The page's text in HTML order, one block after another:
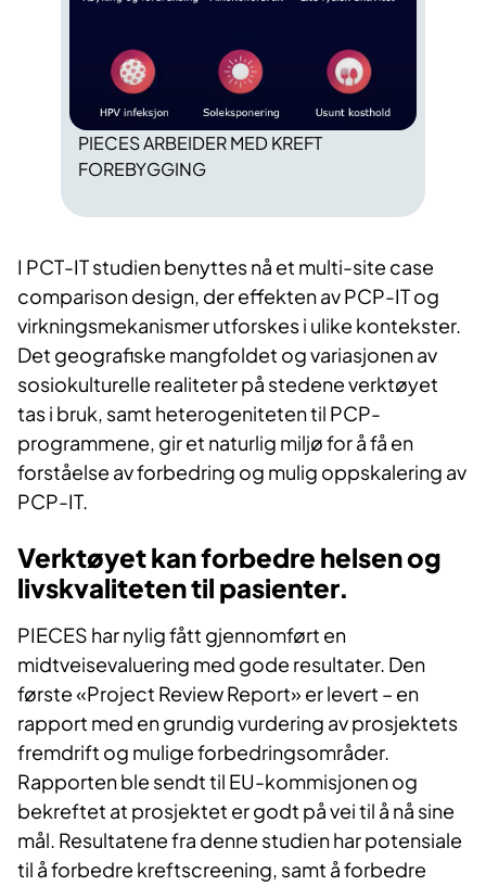
PIECES ARBEIDER MED KREFT
FOREBYGGING
I PCT-IT studien benyttes nå et multi-site case
comparison design, der effekten av PCP-IT og
virkningsmekanismer utforskes i ulike kontekster.
Det geografiske mangfoldet og variasjonen av
sosiokulturelle realiteter på stedene verktøyet
tas i bruk, samt heterogeniteten til PCP-
programmene, gir et naturlig miljø for å få en
forståelse av forbedring og mulig oppskalering av
PCP-IT.
Verktøyet kan forbedre helsen og
livskvaliteten til pasienter.
PIECES har nylig fått gjennomført en
midtveisevaluering med gode resultater. Den
første «Project Review Report» er levert – en
rapport med en grundig vurdering av prosjektets
fremdrift og mulige forbedringsområder.
Rapporten ble sendt til EU-kommisjonen og
bekreftet at prosjektet er godt på vei til å nå sine
mål. Resultatene fra denne studien har potensiale
til å forbedre kreftscreening, samt å forbedre